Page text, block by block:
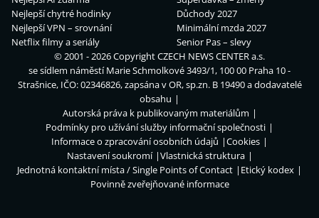
Nejlepší chytré hodinky
Nejlepší VPN – srovnání
Netflix filmy a seriály
Důchody 2027
Minimální mzda 2027
Senior Pas – slevy
© 2001 - 2026 CopyrightCZECH NEWS CENTER a.s.
se sídlem náměstí Marie Schmolkové 3493/1, 100 00 Praha 10 -
Strašnice, IČO: 02346826, zapsána v OR, sp.zn. B 19490 a dodavatelé
obsahu
Autorská práva k publikovaným materiálům
Podmínky pro užívání služby informační společnosti
Informace o zpracování osobních údajů
Cookies
Nastavení soukromí
Vlastnická struktura
Jednotná kontaktní místa / Single Points of Contact
Etický kodex
Povinně zveřejňované informace